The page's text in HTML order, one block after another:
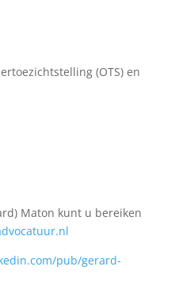
(OTS) en
Maton kunt u bereiken
pub/gerard-